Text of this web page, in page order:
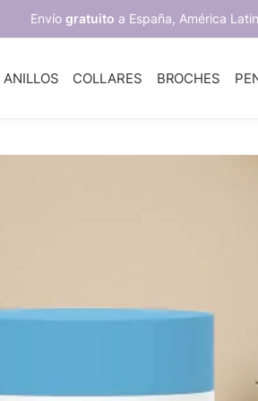
Envío gratuito a España, América
ANILLOS COLLARES BROCHES